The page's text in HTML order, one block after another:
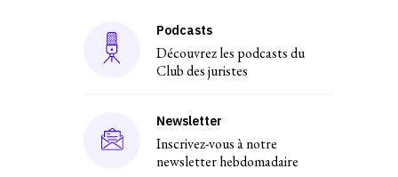
Podcasts
Découvrez les podcasts du
Club des juristes
Newsletter
Inscrivez-vous à notre
newsletter hebdomadaire